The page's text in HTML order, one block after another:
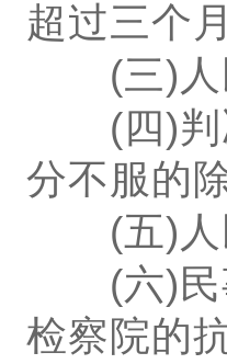
超过三个
(三)
(四)
分不服的
(五)
(六)
检察院的